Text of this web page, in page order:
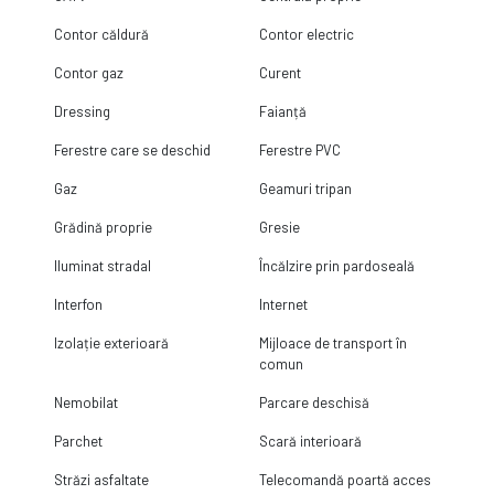
Contor căldură Contor electric
Contor gaz Curent
Dressing Faianță
Ferestre care se deschid Ferestre PVC
Gaz Geamuri tripan
Grădină proprie Gresie
Iluminat stradal Încălzire prin pardoseală
Interfon Internet
Izolație exterioară
Mijloace de transport în
comun
Nemobilat Parcare deschisă
Parchet Scară interioară
Străzi asfaltate
Telecomandă poartă acces